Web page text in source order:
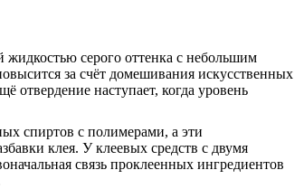
жидкостью серого оттенка с небольшим
за счёт домешивания искусственных
отвердение наступает, когда уровень
спиртов с полимерами, а эти
клея. У клеевых средств с двумя
связь проклеенных ингредиентов